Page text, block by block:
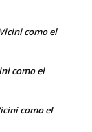
como el
como el
como el